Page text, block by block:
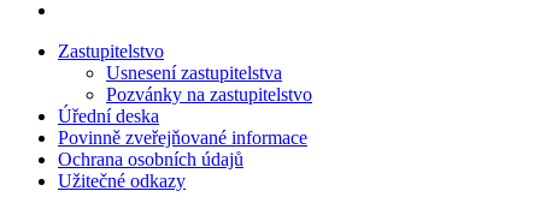
Zastupitelstvo
Usnesení zastupitelstva
Pozvánky na zastupitelstvo
Úřední deska
Povinně zveřejňované informace
Ochrana osobních údajů
Užitečné odkazy